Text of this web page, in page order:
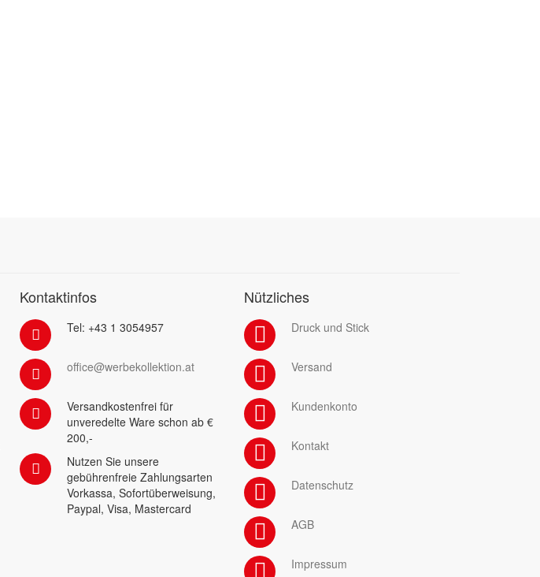
Kontaktinfos
Tel: +43 1 3054957
office@werbekollektion.at
Versandkostenfrei für
unveredelte Ware schon ab €
200,-
Nutzen Sie unsere
gebührenfreie Zahlungsarten
Vorkassa, Sofortüberweisung,
Paypal, Visa, Mastercard
Nützliches
Druck und Stick
Versand
Kundenkonto
Kontakt
Datenschutz
AGB
Impressum